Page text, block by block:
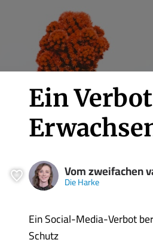
Ein
Vom zweifachen
Die Harke
Ein Social-Media-Verbot
Schutz